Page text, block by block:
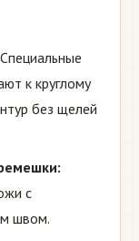
Специальные
к круглому
без щелей
с
швом.